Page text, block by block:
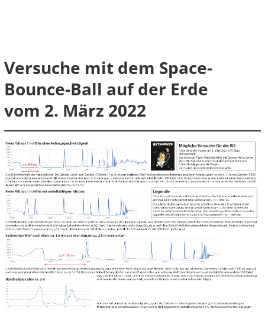
Versuche mit dem Space-
Bounce-Ball auf der Erde
vom 2. März 2022